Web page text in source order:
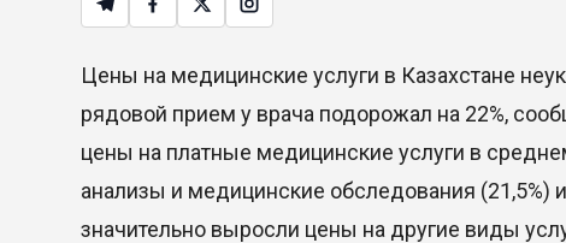
Цены на медицинские услуги в Казахстане
рядовой прием у врача подорожал на 22%,
цены на платные медицинские услуги в
анализы и медицинские обследования (21,5%)
значительно выросли цены на другие виды